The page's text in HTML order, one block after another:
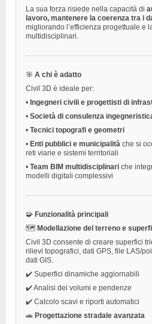
La sua forza risiede nella capacità di
lavoro, mantenere la coerenza tra i
migliorando l’efficienza progettuale e
multidisciplinari.
🎯 A chi è adatto
Civil 3D è ideale per:
• Ingegneri civili e progettisti di
• Società di consulenza
• Tecnici topografi e geometri
• Enti pubblici e municipalità che si
reti viarie e sistemi territoriali
• Team BIM multidisciplinari che
modelli digitali complessivi
🧩 Funzionalità principali
🗺️ Modellazione del terreno e
Civil 3D consente di creare superfici
rilievi topografici, dati GPS, file LAS/
dati GIS.
✔️ Superfici dinamiche aggiornabili
✔️ Analisi dei volumi e pendenze
✔️ Calcolo scavi e riporti automatici
🚗 Progettazione stradale avanzata